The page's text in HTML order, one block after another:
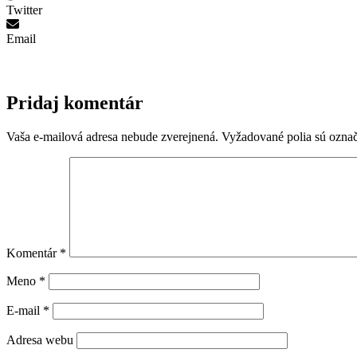
Twitter
Email
Pridaj komentár
Vaša e-mailová adresa nebude zverejnená. Vyžadované polia sú
Komentár *
Meno *
E-mail *
Adresa webu